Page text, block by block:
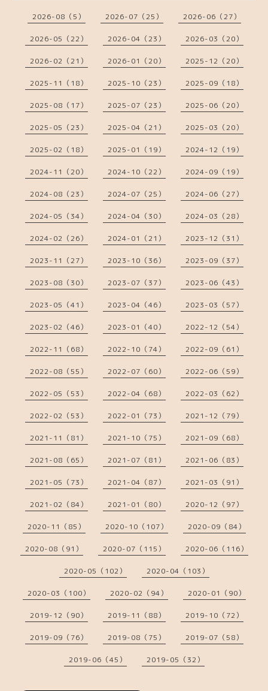
2026-08（5） 2026-07（25） 2026-06（27）
2026-05（22） 2026-04（23） 2026-03（20）
2026-02（21） 2026-01（20） 2025-12（20）
2025-11（18） 2025-10（23） 2025-09（18）
2025-08（17） 2025-07（23） 2025-06（20）
2025-05（23） 2025-04（21） 2025-03（20）
2025-02（18） 2025-01（19） 2024-12（19）
2024-11（20） 2024-10（22） 2024-09（19）
2024-08（23） 2024-07（25） 2024-06（27）
2024-05（34） 2024-04（30） 2024-03（28）
2024-02（26） 2024-01（21） 2023-12（31）
2023-11（27） 2023-10（36） 2023-09（37）
2023-08（30） 2023-07（37） 2023-06（43）
2023-05（41） 2023-04（46） 2023-03（57）
2023-02（46） 2023-01（40） 2022-12（54）
2022-11（68） 2022-10（74） 2022-09（61）
2022-08（55） 2022-07（60） 2022-06（59）
2022-05（53） 2022-04（68） 2022-03（62）
2022-02（53） 2022-01（73） 2021-12（79）
2021-11（81） 2021-10（75） 2021-09（68）
2021-08（65） 2021-07（81） 2021-06（83）
2021-05（73） 2021-04（87） 2021-03（91）
2021-02（84） 2021-01（80） 2020-12（97）
2020-11（85） 2020-10（107） 2020-09（84）
2020-08（91） 2020-07（115） 2020-06（116）
2020-05（102） 2020-04（103）
2020-03（100） 2020-02（94） 2020-01（90）
2019-12（90） 2019-11（88） 2019-10（72）
2019-09（76） 2019-08（75） 2019-07（58）
2019-06（45） 2019-05（32）